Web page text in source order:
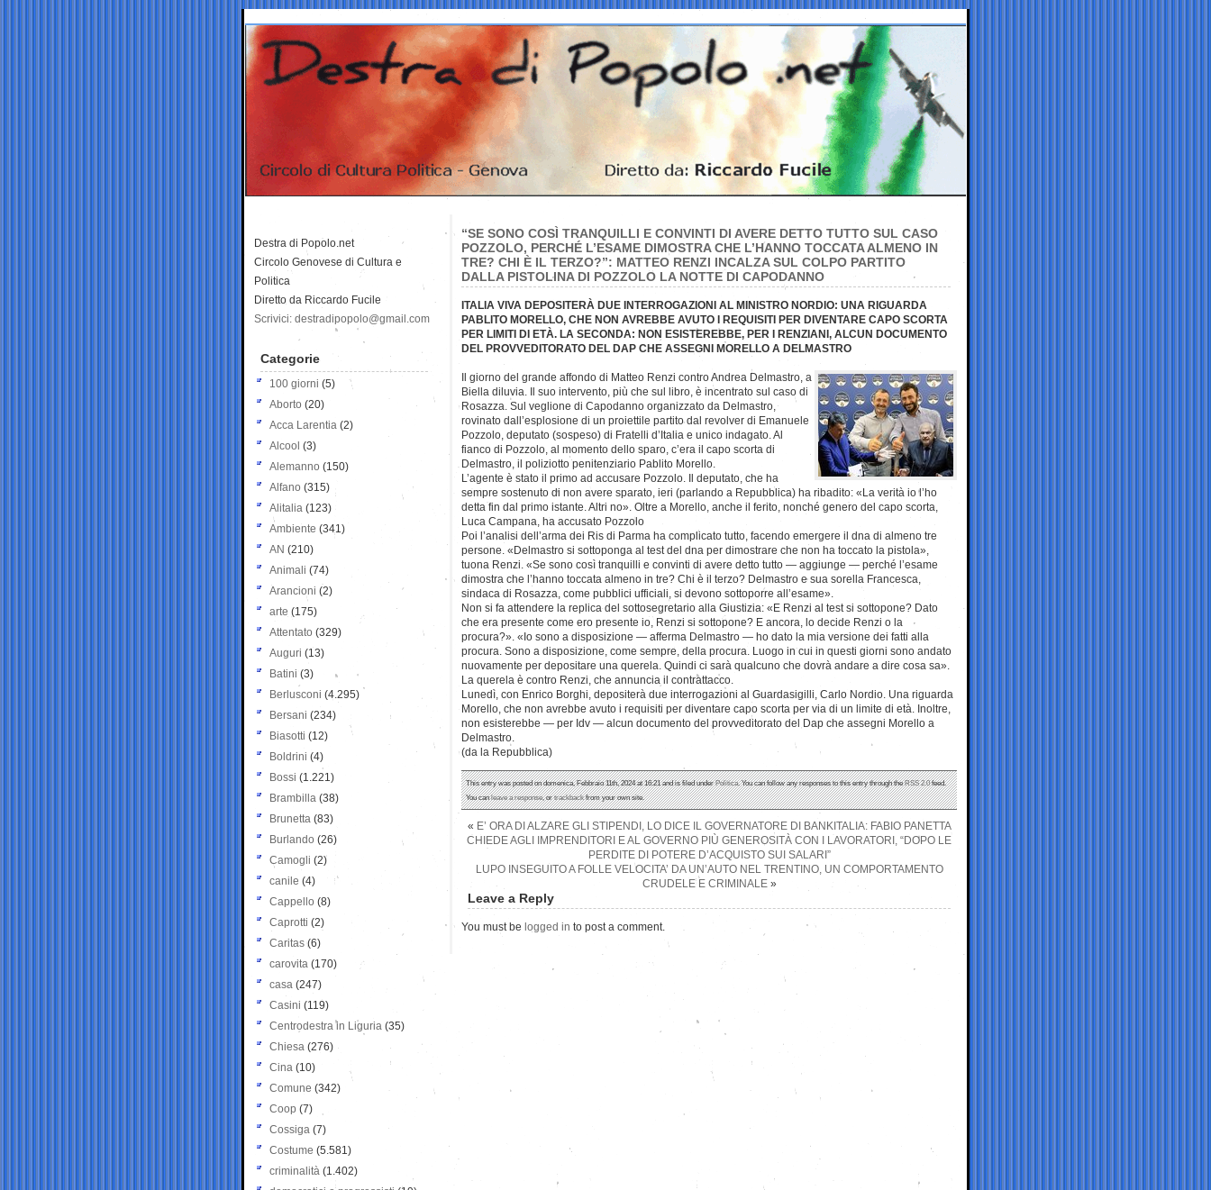
“SE SONO COSÌ TRANQUILLI E CONVINTI DI AVERE DETTO TUTTO SUL CASO
POZZOLO, PERCHÉ L’ESAME DIMOSTRA CHE L’HANNO TOCCATA ALMENO IN
TRE? CHI È IL TERZO?”: MATTEO RENZI INCALZA SUL COLPO PARTITO
DALLA PISTOLINA DI POZZOLO LA NOTTE DI CAPODANNO
ITALIA VIVA DEPOSITERÀ DUE INTERROGAZIONI AL MINISTRO NORDIO: UNA RIGUARDA
PABLITO MORELLO, CHE NON AVREBBE AVUTO I REQUISITI PER DIVENTARE CAPO SCORTA
PER LIMITI DI ETÀ. LA SECONDA: NON ESISTEREBBE, PER I RENZIANI, ALCUN DOCUMENTO
DEL PROVVEDITORATO DEL DAP CHE ASSEGNI MORELLO A DELMASTRO
Il giorno del grande affondo di Matteo Renzi contro Andrea Delmastro, a
Biella diluvia. Il suo intervento, più che sul libro, è incentrato sul caso di
Rosazza. Sul veglione di Capodanno organizzato da Delmastro,
rovinato dall’esplosione di un proiettile partito dal revolver di Emanuele
Pozzolo, deputato (sospeso) di Fratelli d’Italia e unico indagato. Al
fianco di Pozzolo, al momento dello sparo, c’era il capo scorta di
Delmastro, il poliziotto penitenziario Pablito Morello.
L’agente è stato il primo ad accusare Pozzolo. Il deputato, che ha
sempre sostenuto di non avere sparato, ieri (parlando a Repubblica) ha ribadito: «La verità io l’ho
detta fin dal primo istante. Altri no». Oltre a Morello, anche il ferito, nonché genero del capo scorta,
Luca Campana, ha accusato Pozzolo
Poi l’analisi dell’arma dei Ris di Parma ha complicato tutto, facendo emergere il dna di almeno tre
persone. «Delmastro si sottoponga al test del dna per dimostrare che non ha toccato la pistola»,
tuona Renzi. «Se sono così tranquilli e convinti di avere detto tutto — aggiunge — perché l’esame
dimostra che l’hanno toccata almeno in tre? Chi è il terzo? Delmastro e sua sorella Francesca,
sindaca di Rosazza, come pubblici ufficiali, si devono sottoporre all’esame».
Non si fa attendere la replica del sottosegretario alla Giustizia: «E Renzi al test si sottopone? Dato
che era presente come ero presente io, Renzi si sottopone? E ancora, lo decide Renzi o la
procura?». «Io sono a disposizione — afferma Delmastro — ho dato la mia versione dei fatti alla
procura. Sono a disposizione, come sempre, della procura. Luogo in cui in questi giorni sono andato
nuovamente per depositare una querela. Quindi ci sarà qualcuno che dovrà andare a dire cosa sa».
La querela è contro Renzi, che annuncia il contrattacco.
Lunedì, con Enrico Borghi, depositerà due interrogazioni al Guardasigilli, Carlo Nordio. Una riguarda
Morello, che non avrebbe avuto i requisiti per diventare capo scorta per via di un limite di età. Inoltre,
non esisterebbe — per Idv — alcun documento del provveditorato del Dap che assegni Morello a
Delmastro.
(da la Repubblica)
This entry was posted on domenica, Febbraio 11th, 2024 at 16:21 and is filed underPolitica. You can follow any responses to this entry through theRSS 2.0feed.
You canleave a response, ortrackbackfrom your own site.
« E’ ORA DI ALZARE GLI STIPENDI, LO DICE IL GOVERNATORE DI BANKITALIA: FABIO PANETTA
CHIEDE AGLI IMPRENDITORI E AL GOVERNO PIÙ GENEROSITÀ CON I LAVORATORI, “DOPO LE
PERDITE DI POTERE D’ACQUISTO SUI SALARI”
LUPO INSEGUITO A FOLLE VELOCITA’ DA UN’AUTO NEL TRENTINO, UN COMPORTAMENTO
CRUDELE E CRIMINALE»
Leave a Reply
You must be logged in to post a comment.
Destra di Popolo.net
Circolo Genovese di Cultura e
Politica
Diretto da Riccardo Fucile
Scrivici: destradipopolo@gmail.com
Categorie
100 giorni (5)
Aborto (20)
Acca Larentia (2)
Alcool (3)
Alemanno (150)
Alfano (315)
Alitalia (123)
Ambiente (341)
AN (210)
Animali (74)
Arancioni (2)
arte (175)
Attentato (329)
Auguri (13)
Batini (3)
Berlusconi (4.295)
Bersani (234)
Biasotti (12)
Boldrini (4)
Bossi (1.221)
Brambilla (38)
Brunetta (83)
Burlando (26)
Camogli (2)
canile (4)
Cappello (8)
Caprotti (2)
Caritas (6)
carovita (170)
casa (247)
Casini (119)
Centrodestra in Liguria (35)
Chiesa (276)
Cina (10)
Comune (342)
Coop (7)
Cossiga (7)
Costume (5.581)
criminalità (1.402)